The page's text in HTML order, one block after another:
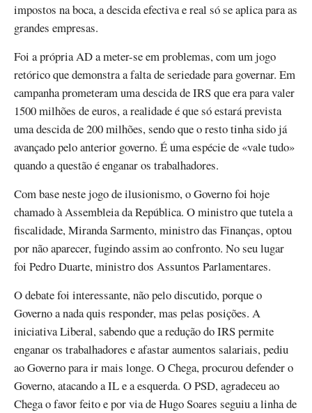
impostos na boca, a descida efectiva e real só se aplica para as
grandes empresas.
Foi a própria AD a meter-se em problemas, com um jogo
retórico que demonstra a falta de seriedade para governar. Em
campanha prometeram uma descida de IRS que era para valer
1500 milhões de euros, a realidade é que só estará prevista
uma descida de 200 milhões, sendo que o resto tinha sido já
avançado pelo anterior governo. É uma espécie de «vale tudo»
quando a questão é enganar os trabalhadores.
Com base neste jogo de ilusionismo, o Governo foi hoje
chamado à Assembleia da República. O ministro que tutela a
fiscalidade, Miranda Sarmento, ministro das Finanças, optou
por não aparecer, fugindo assim ao confronto. No seu lugar
foi Pedro Duarte, ministro dos Assuntos Parlamentares.
O debate foi interessante, não pelo discutido, porque o
Governo a nada quis responder, mas pelas posições. A
iniciativa Liberal, sabendo que a redução do IRS permite
enganar os trabalhadores e afastar aumentos salariais, pediu
ao Governo para ir mais longe. O Chega, procurou defender o
Governo, atacando a IL e a esquerda. O PSD, agradeceu ao
Chega o favor feito e por via de Hugo Soares seguiu a linha de